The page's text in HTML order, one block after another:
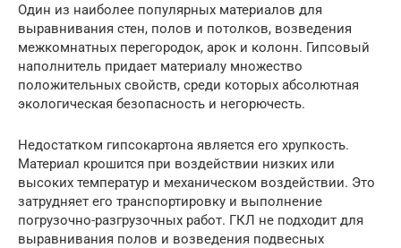
Один из наиболее популярных материалов для
выравнивания стен, полов и потолков, возведения
межкомнатных перегородок, арок и колонн. Гипсовый
наполнитель придает материалу множество
положительных свойств, среди которых абсолютная
экологическая безопасность и негорючесть.
Недостатком гипсокартона является его хрупкость.
Материал крошится при воздействии низких или
высоких температур и механическом воздействии. Это
затрудняет его транспортировку и выполнение
погрузочно-разгрузочных работ. ГКЛ не подходит для
выравнивания полов и возведения подвесных